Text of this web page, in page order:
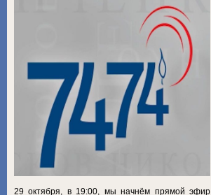
29 октября, в 19:00, мы начнём прямой эфир